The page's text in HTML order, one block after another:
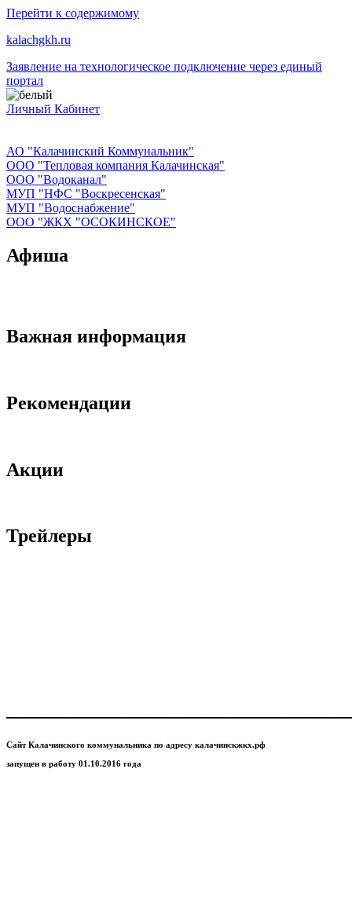
Перейти к содержимому
kalachgkh.ru
Заявление на технологическое подключение через единый
портал
Личный Кабинет
АО "Калачинский Коммунальник"
ООО "Тепловая компания Калачинская"
ООО "Водоканал"
МУП "НФС "Воскресенская"
МУП "Водоснабжение"
ООО "ЖКХ "ОСОКИНСКОЕ"
Афиша
Важная информация
Рекомендации
Акции
Трейлеры
Сайт Калачинского коммунальника по адресу калачинскжкх.рф
запущен в работу 01.10.2016 года